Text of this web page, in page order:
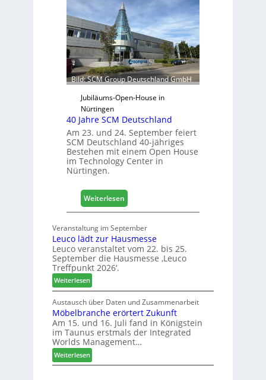
s
j
a
h
r
r
e
t
e
r
f
ü
r
D
c
+
H
o
2
0
8
Bild: SCM Group Deutschland GmbH
Jubiläums-Open-House in
Nürtingen
40 Jahre SCM Deutschland
Am 23. und 24. September feiert
SCM Deutschland 40-jähriges
Bestehen mit einem Open House
im Technology Center in
Nürtingen.
Weiterlesen:
4
J
a
h
C
M
D
e
u
s
Veranstaltung im September
Leuco lädt zur Hausmesse
Leuco veranstaltet vom 22. bis 25.
September die Hausmesse ‚Leuco
Treffpunkt 2026‘.
Weiterlesen:
L
e
u
c
o
l
ä
d
Austausch über Daten und Zusammenarbeit
Möbelbranche erörtert Zukunft
Am 15. und 16. Juli fand in Königstein
im Taunus erstmals der Integrated
Worlds Management…
Weiterlesen:
M